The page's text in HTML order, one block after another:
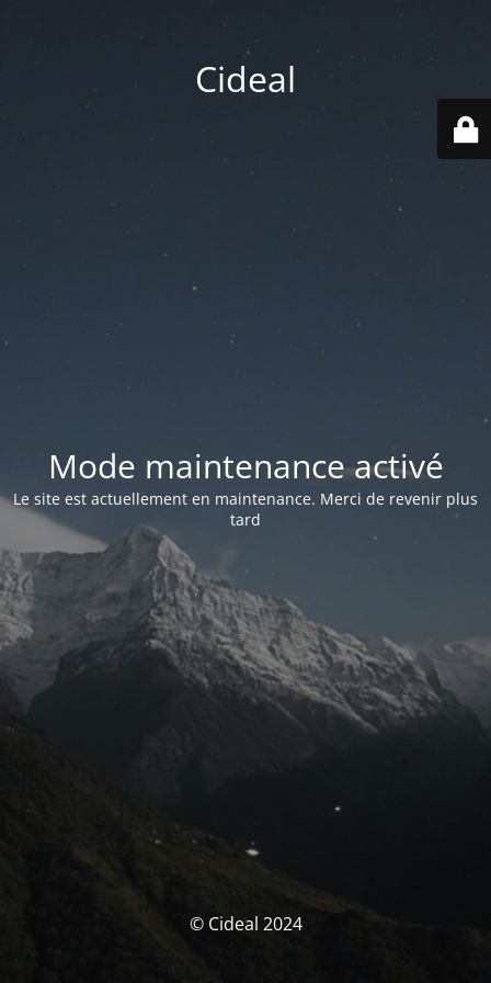
Cideal
Mode maintenance activé
Le site est actuellement en maintenance. Merci de revenir plus
tard
© Cideal 2024